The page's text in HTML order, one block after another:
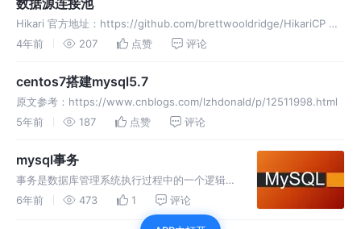
Hikari 官方地址：https://github.com/brettwooldridge/HikariCP 用
法地址：https://izhong.me/archives/hikaria-intr
4年前 207 点赞 评论
centos7搭建mysql5.7
原文参考：https://www.cnblogs.com/lzhdonald/p/12511998.html
5年前
187 点赞 评论
mysql事务
事务是数据库管理系统执行过程中的一个逻辑单
元，由有限的操作序列构成。 一组数据库设计
原则。 事务有4个特性，即ACID。 个人理解是
6年前 473 1 评论